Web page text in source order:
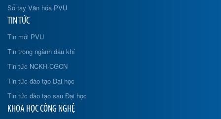
Sổ tay Văn hóa PVU
TIN TỨC
Tin mới PVU
Tin trong ngành dầu khí
Tin tức NCKH-CGCN
Tin tức đào tạo Đại học
Tin tức đào tạo sau Đại học
KHOA HỌC CÔNG NGHỆ